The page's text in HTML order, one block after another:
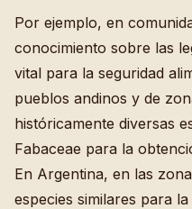
Por ejemplo, en
conocimiento sobre las
vital para la seguridad
pueblos andinos y de
históricamente diversas
Fabaceae para la
En Argentina, en las
especies similares para